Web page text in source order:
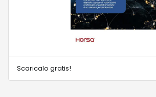
Scaricalo gratis!